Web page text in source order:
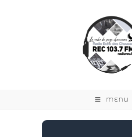
MENU